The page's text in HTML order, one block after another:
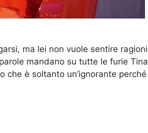
ma lei non vuole sentire ragioni
mandano su tutte le furie Tina
è soltanto un’ignorante perché